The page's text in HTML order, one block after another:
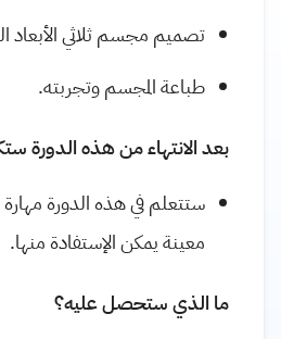
تصميم مجسم ثلاثي الأبعاد
طباعة المجسم وتجربته.
بعد الانتهاء من هذه الدورة
ستتعلم في هذه الدورة
معينة يمكن الإستفادة منها.
ما الذي ستحصل عليه؟